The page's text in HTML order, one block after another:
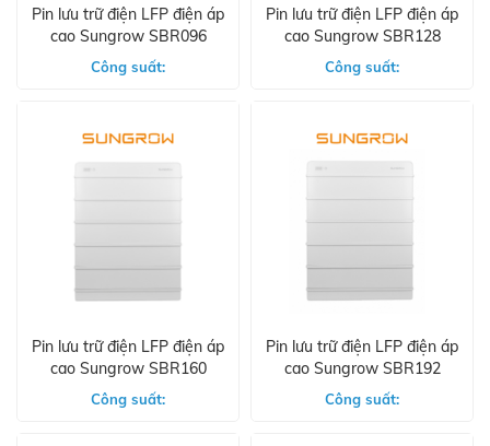
Pin lưu trữ điện LFP điện áp
cao Sungrow SBR096
Công suất:
Pin lưu trữ điện LFP điện áp
cao Sungrow SBR128
Công suất:
Pin lưu trữ điện LFP điện áp
cao Sungrow SBR160
Công suất:
Pin lưu trữ điện LFP điện áp
cao Sungrow SBR192
Công suất: